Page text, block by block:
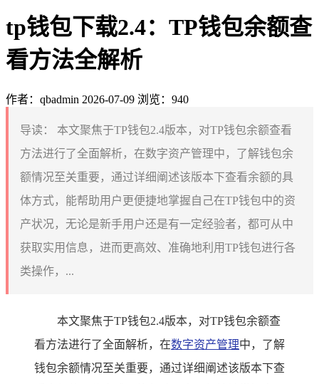
tp钱包下载2.4：TP钱包余额查
看方法全解析
作者：qbadmin 2026-07-09 浏览：940
导读：
本文聚焦于TP钱包2.4版本，对TP钱包余额查看
方法进行了全面解析，在数字资产管理中，了解钱包余
额情况至关重要，通过详细阐述该版本下查看余额的具
体方式，能帮助用户更便捷地掌握自己在TP钱包中的资
产状况，无论是新手用户还是有一定经验者，都可从中
获取实用信息，进而更高效、准确地利用TP钱包进行各
类操作，...
本文聚焦于TP钱包2.4版本，对TP钱包余额查
看方法进行了全面解析，在数字资产管理中，了解
钱包余额情况至关重要，通过详细阐述该版本下查